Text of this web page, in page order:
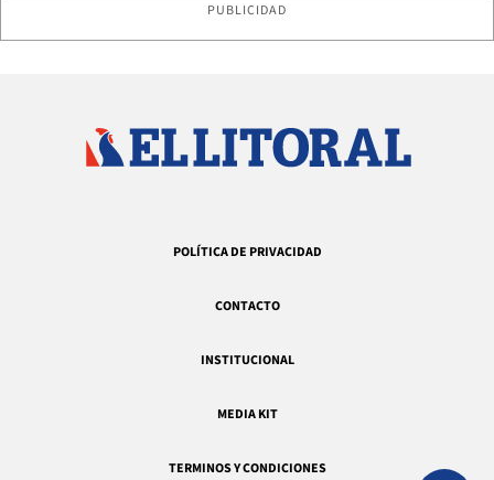
PUBLICIDAD
POLÍTICA DE PRIVACIDAD
CONTACTO
INSTITUCIONAL
MEDIA KIT
TERMINOS Y CONDICIONES